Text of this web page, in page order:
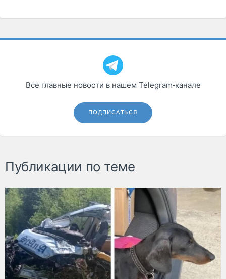
Все главные новости в нашем Telegram‑канале
ПОДПИСАТЬСЯ
Публикации по теме